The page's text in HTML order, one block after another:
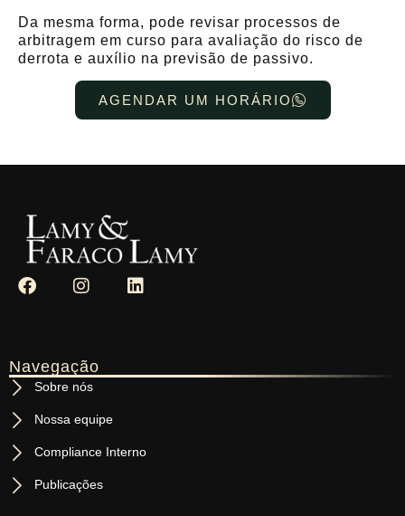
Da mesma forma, pode revisar processos de
arbitragem em curso para avaliação do risco de
derrota e auxílio na previsão de passivo.
AGENDAR UM HORÁRIO
Navegação
Sobre nós
Nossa equipe
Compliance Interno
Publicações